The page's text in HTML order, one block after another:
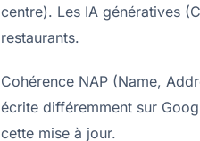
centre). Les IA génératives
restaurants.
Cohérence NAP (Name,
écrite différemment sur
cette mise à jour.